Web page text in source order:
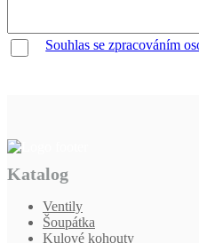
Souhlas se zpracováním
Katalog
Ventily
Šoupátka
Kulové kohouty